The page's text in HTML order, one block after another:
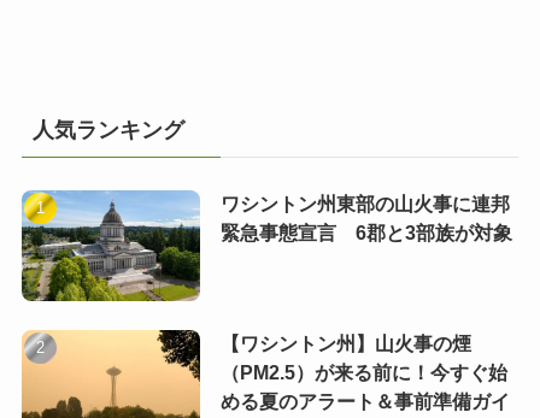
人気ランキング
ワシントン州東部の山火事に連邦
緊急事態宣言 6郡と3部族が対象
【ワシントン州】山火事の煙
（PM2.5）が来る前に！今すぐ始
める夏のアラート＆事前準備ガイ